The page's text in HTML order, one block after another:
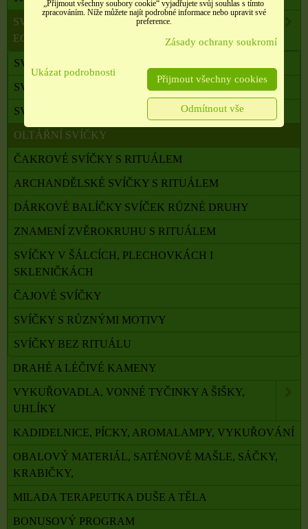
SVÍČKY Z PALMOVÉHO A SÓJOVÉHO VOSKU
ECO
SVÍČKY S RITUÁLEM
SVÍČKY RITUÁLNÍ S RUNAMI
SVÍČKY PRO RŮZNÉ RITUÁLY
OLTÁŘNÍ SVÍČKY
ČAKROVÉ SVÍČKY S RITUÁLEM
ARCHANDĚLSKÉ SVÍČKY S RITUÁLEM
DÁRKOVÉ BALÍČKY SVÍČEK RŮZNÉ DRUHY
ZNAMENÍ ZVĚROKRUHU S RITUÁLEM
SVÍČKY V ŠÁLCÍCH, PLECHOVKÁCH I
SKLENIČKÁCH
ČAJOVÉ SVÍČKY
SVÍČKY S RŮZNÝMI MOTIVY
SVÍČKY BEZ RITUÁLU
DRAHÉ A LÉČIVÉ KAMENY
VYKUŘOVADLA, VONNÉ TYČINKY A ŠIŠKY,
UHLÍKY
KADIDELNICE, PÍCKY, AROMALAMPY, VYKUŘOVÁNÍ
OBALOVÝ MATERIÁL, SATÉNOVÉ MAŠLE, SÁČKY,
KRABIČKY,
MILADA TERAPEUTKA DUŠE A TĚLA
BONUSOVÝ PROGRAM
„Přijmout všechny soubory cookie“ vyjadřujete svůj souhlas s tímto
zpracováním. Níže můžete najít podrobné informace nebo upravit své
preference.
Zásady ochrany soukromí
Ukázat podrobnosti
Přijmout všechny cookies
Odmítnout vše